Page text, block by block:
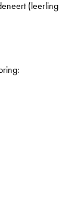
(leerling